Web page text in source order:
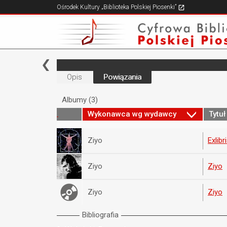
Ośrodek Kultury „Biblioteka Polskiej Piosenki”
Opis Powiązania
Albumy (3)
Wykonawca wg wydawcy
Tytuł
Ziyo
Ziyo Ziyo
Ziyo Ziyo
Bibliografia